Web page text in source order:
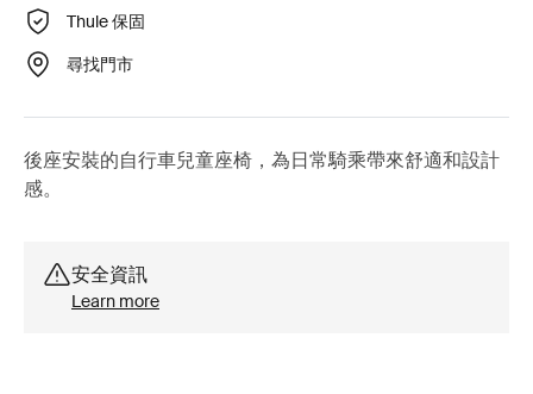
Thule 保固
尋找門市
後座安裝的自行車兒童座椅，為日常騎乘帶來舒適和設計
感。
安全資訊
Learn more